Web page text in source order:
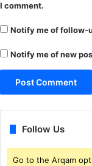
डॉ
गि
I comment.
Notify me of follow-
Notify me of new
Follow Us
Go to the Arqam